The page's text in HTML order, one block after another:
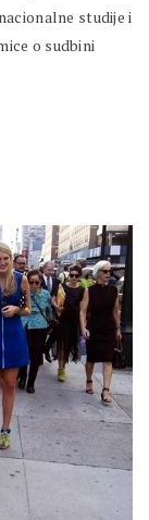
studije i
o sudbini